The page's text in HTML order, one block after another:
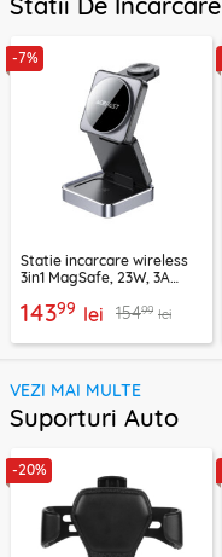
-7%
Statie incarcare wireless
3in1 MagSafe, 23W, 3A
14399 lei 15499 lei
VEZI MAI MULTE
Suporturi Auto
-20%